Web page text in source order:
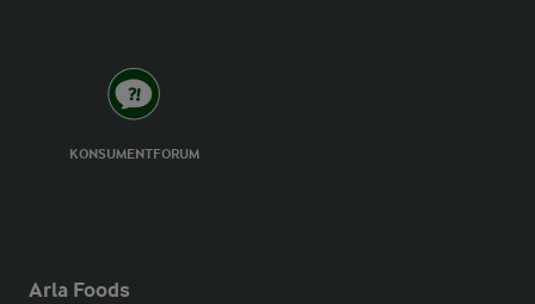
KONSUMENTFORUM
Arla Foods